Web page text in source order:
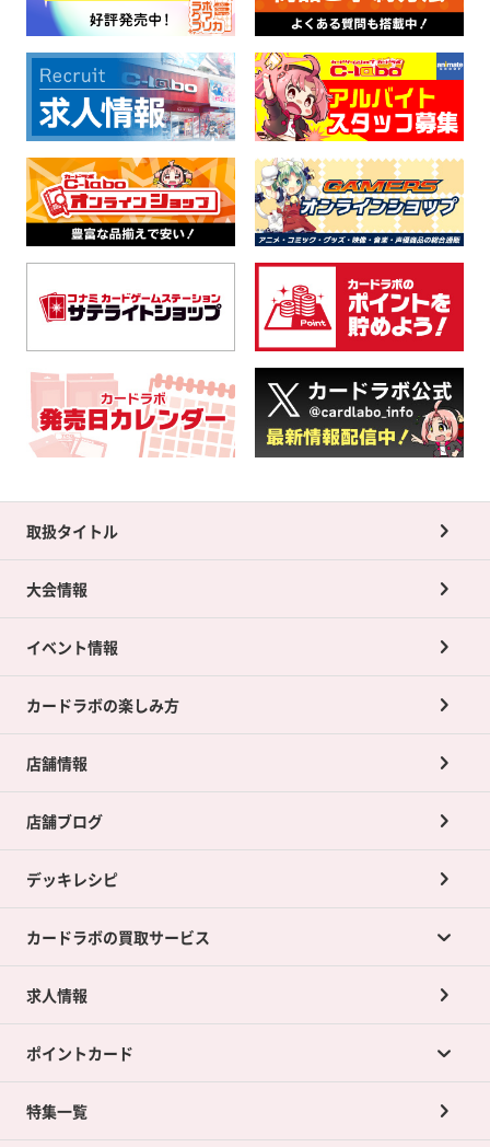
取扱タイトル
大会情報
イベント情報
カードラボの楽しみ方
店舗情報
店舗ブログ
デッキレシピ
カードラボの買取サービス
カードラボの買取サービスTOP
店舗買取について
ネット買取について
求人情報
ポイントカード
ポイントカードTOP
特集一覧